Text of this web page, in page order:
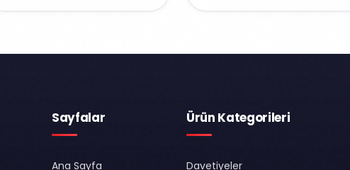
Sayfalar
Ana Sayfa
Ürün Kategorileri
Davetiyeler